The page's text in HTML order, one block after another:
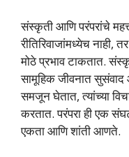
संस्कृती आणि परंपरांचे
रीतिरिवाजांमध्येच नाही,
मोठे प्रभाव टाकतात.
सामूहिक जीवनात
समजून घेतात, त्यांच्या
करतात. परंपरा ही एक
एकता आणि शांती आणते.